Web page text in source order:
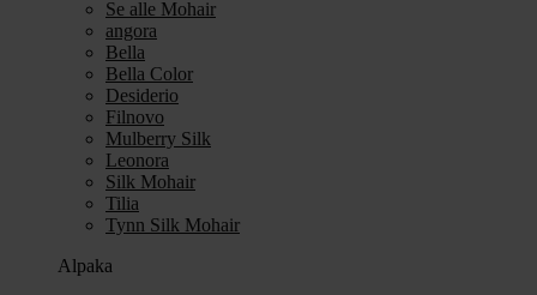
Se alle Mohair
angora
Bella
Bella Color
Desiderio
Filnovo
Mulberry Silk
Leonora
Silk Mohair
Tilia
Tynn Silk Mohair
Alpaka